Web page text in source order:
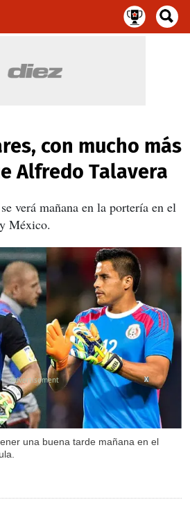
con mucho más
Alfredo Talavera
verá mañana en la portería en el
México.
una buena tarde mañana en el
X